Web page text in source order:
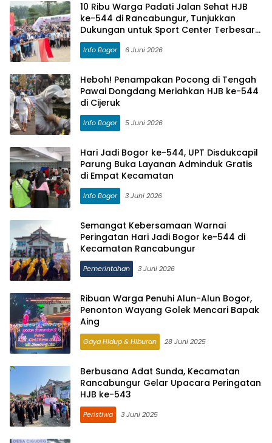
10 Ribu Warga Padati Jalan Sehat HJB
ke-544 di Rancabungur, Tunjukkan
Dukungan untuk Sport Center Terbesar
di Dunia
Info Bogor 6 Juni 2026
Heboh! Penampakan Pocong di Tengah
Pawai Dongdang Meriahkan HJB ke-544
di Cijeruk
Info Bogor 5 Juni 2026
Hari Jadi Bogor ke-544, UPT Disdukcapil
Parung Buka Layanan Adminduk Gratis
di Empat Kecamatan
Info Bogor 3 Juni 2026
Semangat Kebersamaan Warnai
Peringatan Hari Jadi Bogor ke-544 di
Kecamatan Rancabungur
Pemerintahan 3 Juni 2026
Ribuan Warga Penuhi Alun-Alun Bogor,
Penonton Wayang Golek Mencari Bapak
Aing
Gaya Hidup & Hiburan 28 Juni 2025
Berbusana Adat Sunda, Kecamatan
Rancabungur Gelar Upacara Peringatan
HJB ke-543
Peristiwa 3 Juni 2025